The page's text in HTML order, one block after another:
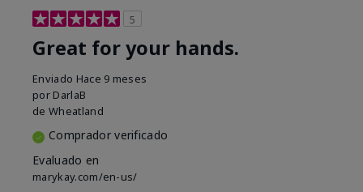
5
Great for your hands.
Enviado Hace 9 meses
por DarlaB
de Wheatland
Comprador verificado
Evaluado en
marykay.com/en-us/